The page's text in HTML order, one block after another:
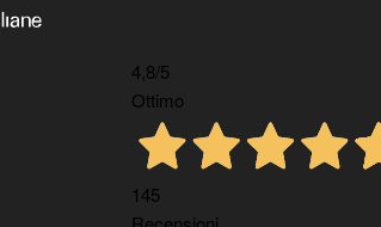
4,8/5
Ottimo
145